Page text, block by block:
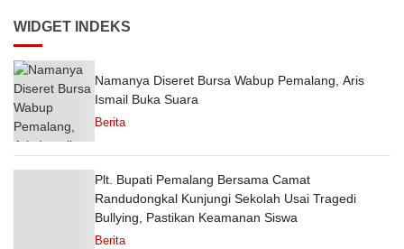
WIDGET INDEKS
Namanya Diseret Bursa Wabup Pemalang, Aris
Ismail Buka Suara
Berita
Plt. Bupati Pemalang Bersama Camat
Randudongkal Kunjungi Sekolah Usai Tragedi
Bullying, Pastikan Keamanan Siswa
Berita